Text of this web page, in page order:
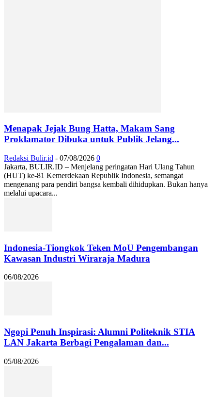
Menapak Jejak Bung Hatta, Makam Sang
Proklamator Dibuka untuk Publik Jelang...
Redaksi Bulir.id - 07/08/2026 0
Jakarta, BULIR.ID – Menjelang peringatan Hari Ulang Tahun
(HUT) ke-81 Kemerdekaan Republik Indonesia, semangat
mengenang para pendiri bangsa kembali dihidupkan. Bukan hanya
melalui upacara...
Indonesia-Tiongkok Teken MoU Pengembangan
Kawasan Industri Wiraraja Madura
06/08/2026
Ngopi Penuh Inspirasi: Alumni Politeknik STIA
LAN Jakarta Berbagi Pengalaman dan...
05/08/2026